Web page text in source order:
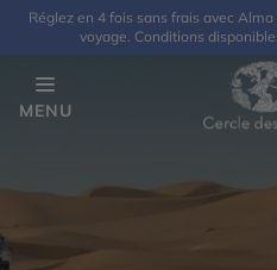
Réglez en 4 fois sans frais avec
voyage. Conditions
MENU